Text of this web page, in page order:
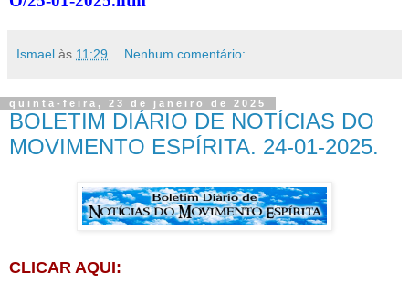
Ismael às 11:29 Nenhum comentário:
quinta-feira, 23 de janeiro de 2025
BOLETIM DIÁRIO DE NOTÍCIAS DO
MOVIMENTO ESPÍRITA. 24-01-2025.
CLICAR AQUI: